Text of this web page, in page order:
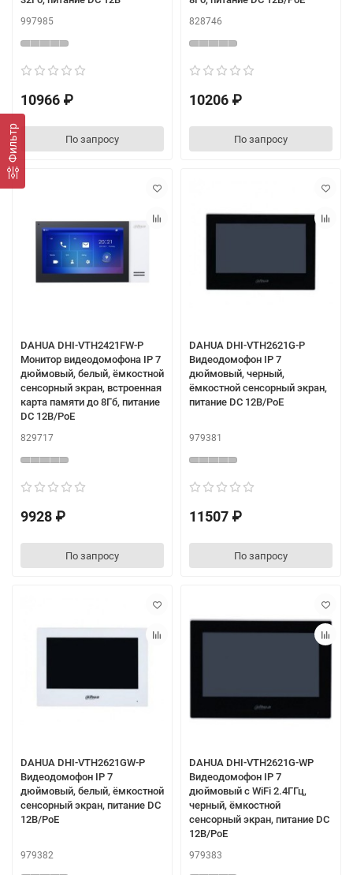
Фильтр
997985
10966 ₽
По запросу
828746
10206 ₽
По запросу
DAHUA DHI-VTH2421FW-P
Монитор видеодомофона IP 7
дюймовый, белый, ёмкостной
сенсорный экран, встроенная
карта памяти до 8Гб, питание
DC 12В/PoE
829717
9928 ₽
По запросу
DAHUA DHI-VTH2621G-P
Видеодомофон IP 7
дюймовый, черный,
ёмкостной сенсорный экран,
питание DC 12В/PoE
979381
11507 ₽
По запросу
DAHUA DHI-VTH2621GW-P
Видеодомофон IP 7
дюймовый, белый, ёмкостной
сенсорный экран, питание DC
12В/PoE
979382
DAHUA DHI-VTH2621G-WP
Видеодомофон IP 7
дюймовый с WiFi 2.4ГГц,
черный, ёмкостной
сенсорный экран, питание DC
12В/PoE
979383